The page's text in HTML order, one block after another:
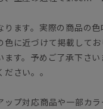
ます。実際の商品の色
に近づけて掲載して
す。予めご了承下さい
さい。。
プ対応商品や一部カ